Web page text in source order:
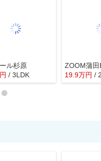
ル杉原
/ 3LDK
ZOOM蒲田
19.9万円 /